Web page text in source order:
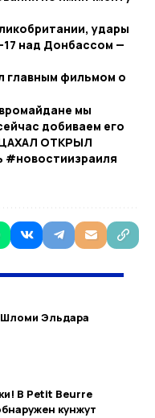
удары
над Донбассом —
главным фильмом о
мы
добиваем его
ОТКРЫЛ
Эльдара
В Petit Beurre
кунжут